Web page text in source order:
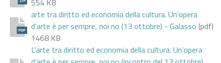
PDF
arte tra diritto ed economia della cultura. Un’opera
d’arte è per sempre, noi no (13 ottobre) - Galasso (pdf)
1468 KB
L'arte tra diritto ed economia della cultura. Un’opera